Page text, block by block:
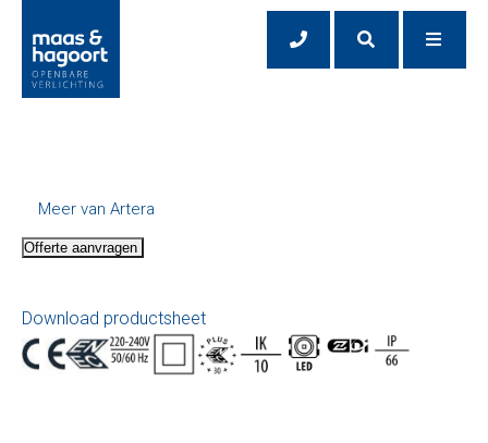
Meer van Artera
Offerte aanvragen
Download productsheet